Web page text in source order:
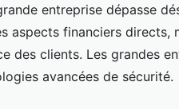
entreprise dépasse
aspects financiers directs,
des clients. Les grandes
avancées de sécurité.